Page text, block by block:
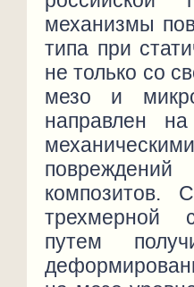
механизмы
типа при
не только со
мезо и
направлен
композитов.
трехмерной
путем